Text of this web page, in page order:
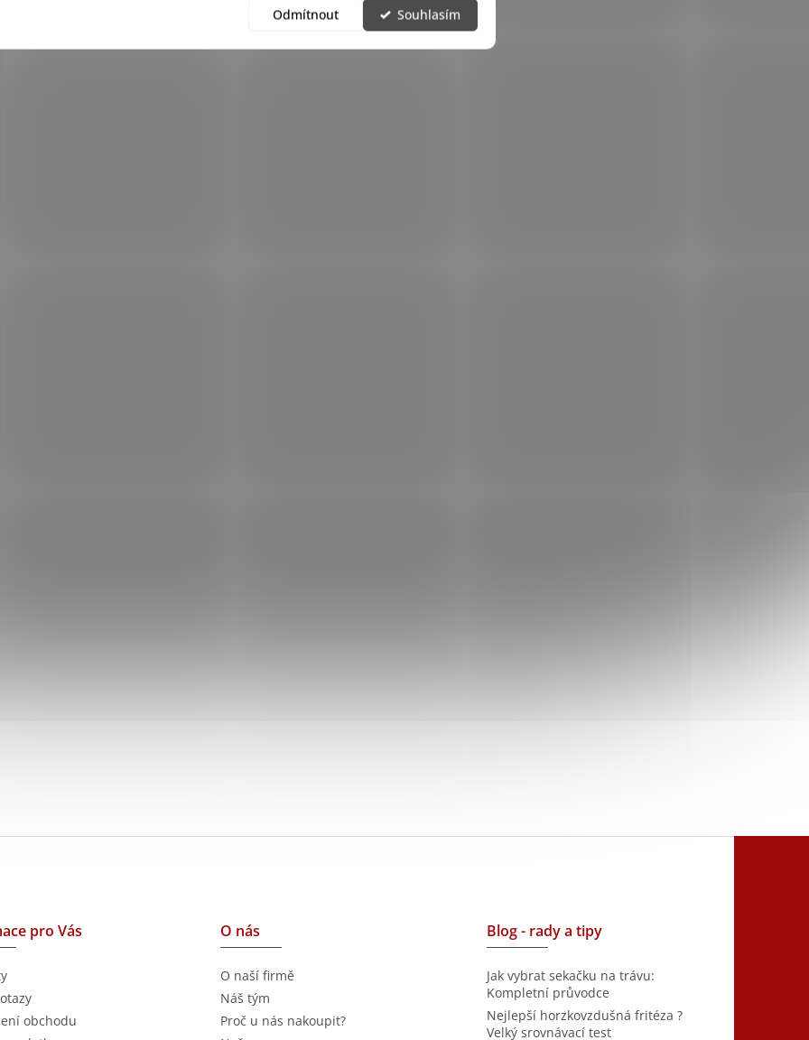
Odmítnout Souhlasím
pro Vás
obchodu
O nás
O naší firmě
Náš tým
Proč u nás nakoupit?
Blog - rady a tipy
Jak vybrat sekačku na trávu:
Kompletní průvodce
Nejlepší horzkovzdušná fritéza ?
Velký srovnávací test